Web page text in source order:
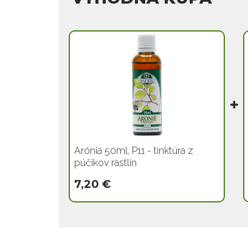
Arónia 50ml, P11 - tinktúra z
púčikov rastlín
7,20 €